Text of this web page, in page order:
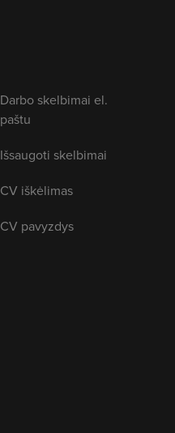
Darbo skelbimai el.
paštu
Išsaugoti skelbimai
CV iškėlimas
CV pavyzdys